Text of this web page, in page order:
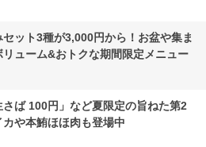
ット3種が3,000円から！お盆や集ま
リューム&おトクな期間限定メニュー
ば 100円」など夏限定の旨ねた第2
や本鮪ほほ肉も登場中